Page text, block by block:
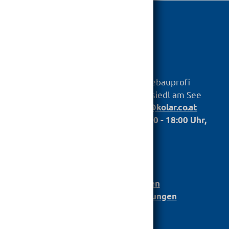
hagebauprofi
Untere Hauptstr. 79, 7100 Neusiedl am See
info@kolar.co.at
Öffnungszeiten: Mo. bis Fr.: 07.00 - 18:00 Uhr,
Leistungserklärungen
Barrierefreiheit Einstellungen